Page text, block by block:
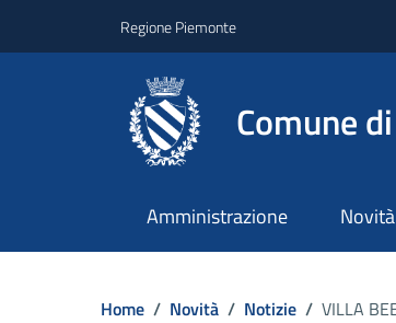
Regione Piemonte
Comune
Amministrazione Novità
Home / Novità / Notizie / VILLA